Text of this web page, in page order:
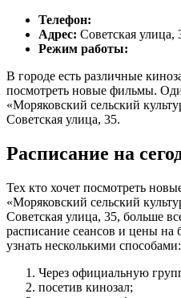
Телефон:
Адрес: Советская улица,
Режим работы:
В городе есть различные
посмотреть новые фильмы.
«Моряковский сельский
Советская улица, 35.
Расписание на
Тех кто хочет посмотреть
«Моряковский сельский
Советская улица, 35, больше
расписание сеансов и цены
узнать несколькими способами:
Через официальную
посетив кинозал;